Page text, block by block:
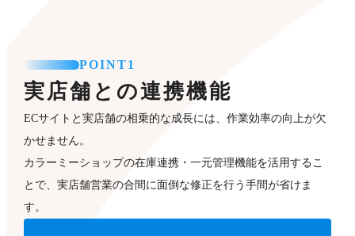
POINT1
実店舗との連携機能
ECサイトと実店舗の相乗的な成長には、作業効率の向上が欠
かせません。
カラーミーショップの在庫連携・一元管理機能を活用するこ
とで、実店舗営業の合間に面倒な修正を行う手間が省けま
す。